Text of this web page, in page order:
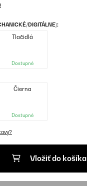
DIGITÁLNE):
Tlačidlá
Dostupné
Čierna
Dostupné
Vložiť do košíka